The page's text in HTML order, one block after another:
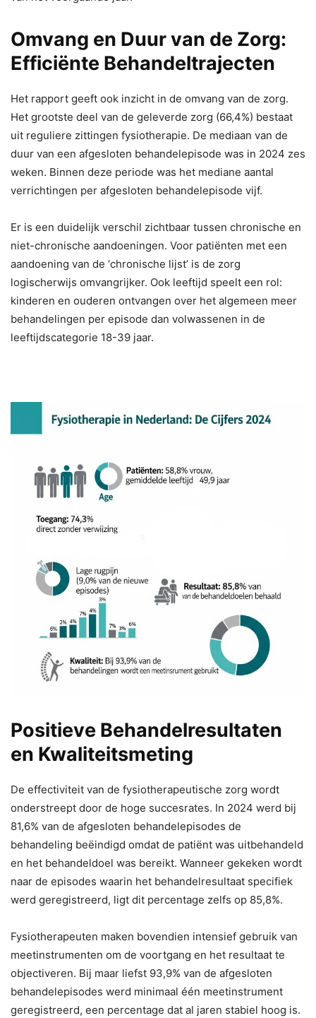
Omvang en Duur van de Zorg:
Efficiënte Behandeltrajecten
Het rapport geeft ook inzicht in de omvang van de zorg.
Het grootste deel van de geleverde zorg (66,4%) bestaat
uit reguliere zittingen fysiotherapie. De mediaan van de
duur van een afgesloten behandelepisode was in 2024 zes
weken. Binnen deze periode was het mediane aantal
verrichtingen per afgesloten behandelepisode vijf.
Er is een duidelijk verschil zichtbaar tussen chronische en
niet-chronische aandoeningen. Voor patiënten met een
aandoening van de ‘chronische lijst’ is de zorg
logischerwijs omvangrijker. Ook leeftijd speelt een rol:
kinderen en ouderen ontvangen over het algemeen meer
behandelingen per episode dan volwassenen in de
leeftijdscategorie 18-39 jaar.
Positieve Behandelresultaten
en Kwaliteitsmeting
De effectiviteit van de fysiotherapeutische zorg wordt
onderstreept door de hoge succesrates. In 2024 werd bij
81,6% van de afgesloten behandelepisodes de
behandeling beëindigd omdat de patiënt was uitbehandeld
en het behandeldoel was bereikt. Wanneer gekeken wordt
naar de episodes waarin het behandelresultaat specifiek
werd geregistreerd, ligt dit percentage zelfs op 85,8%.
Fysiotherapeuten maken bovendien intensief gebruik van
meetinstrumenten om de voortgang en het resultaat te
objectiveren. Bij maar liefst 93,9% van de afgesloten
behandelepisodes werd minimaal één meetinstrument
geregistreerd, een percentage dat al jaren stabiel hoog is.